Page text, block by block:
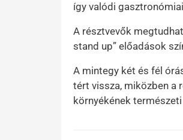
így valódi
A résztvevők
stand up” előadások
A mintegy két és fél
tért vissza, miközben a
környékének